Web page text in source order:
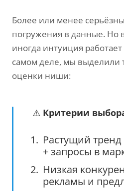
Более или менее
погружения в данные. Но
иногда интуиция
самом деле, мы выделили
оценки ниши:
⚠️ Критерии
Растущий
+ запросы в
Низкая
рекламы и